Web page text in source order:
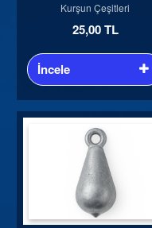
Kurşun Çeşitleri
25,00 TL
İncele